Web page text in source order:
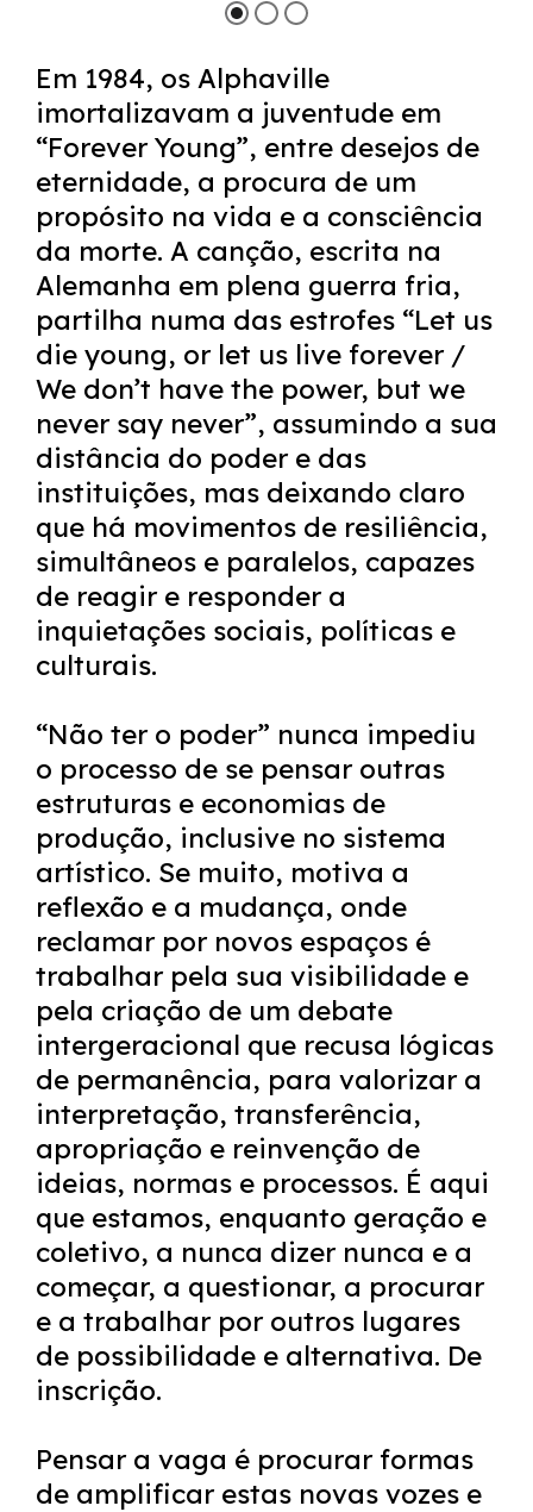
Em 1984, os Alphaville
imortalizavam a juventude em
“Forever Young”, entre desejos de
eternidade, a procura de um
propósito na vida e a consciência
da morte. A canção, escrita na
Alemanha em plena guerra fria,
partilha numa das estrofes “Let us
die young, or let us live forever /
We don’t have the power, but we
never say never”, assumindo a sua
distância do poder e das
instituições, mas deixando claro
que há movimentos de resiliência,
simultâneos e paralelos, capazes
de reagir e responder a
inquietações sociais, políticas e
culturais.
“Não ter o poder” nunca impediu
o processo de se pensar outras
estruturas e economias de
produção, inclusive no sistema
artístico. Se muito, motiva a
reflexão e a mudança, onde
reclamar por novos espaços é
trabalhar pela sua visibilidade e
pela criação de um debate
intergeracional que recusa lógicas
de permanência, para valorizar a
interpretação, transferência,
apropriação e reinvenção de
ideias, normas e processos. É aqui
que estamos, enquanto geração e
coletivo, a nunca dizer nunca e a
começar, a questionar, a procurar
e a trabalhar por outros lugares
de possibilidade e alternativa. De
inscrição.
Pensar a vaga é procurar formas
de amplificar estas novas vozes e